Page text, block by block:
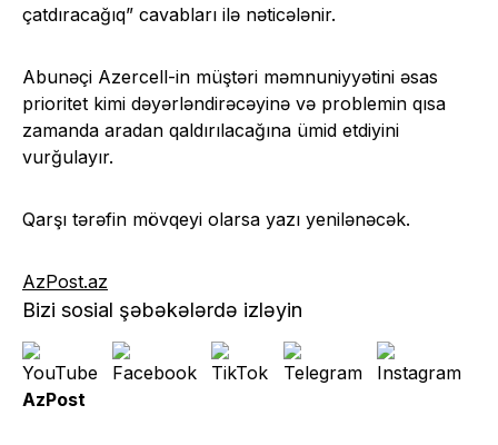
çatdıracağıq” cavabları ilə nəticələnir.
Abunəçi Azercell-in müştəri məmnuniyyətini əsas
prioritet kimi dəyərləndirəcəyinə və problemin qısa
zamanda aradan qaldırılacağına ümid etdiyini
vurğulayır.
Qarşı tərəfin mövqeyi olarsa yazı yenilənəcək.
AzPost.az
Bizi sosial şəbəkələrdə izləyin
AzPost